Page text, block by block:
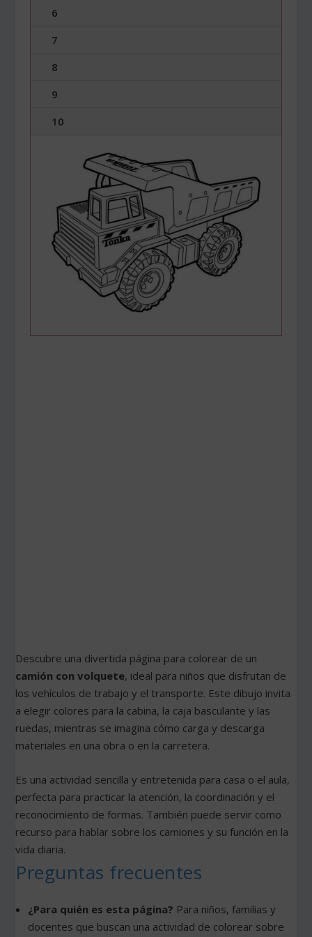
6
7
8
9
10
Descubre una divertida página para colorear de un
camión con volquete, ideal para niños que disfrutan de
los vehículos de trabajo y el transporte. Este dibujo invita
a elegir colores para la cabina, la caja basculante y las
ruedas, mientras se imagina cómo carga y descarga
materiales en una obra o en la carretera.
Es una actividad sencilla y entretenida para casa o el aula,
perfecta para practicar la atención, la coordinación y el
reconocimiento de formas. También puede servir como
recurso para hablar sobre los camiones y su función en la
vida diaria.
Preguntas frecuentes
¿Para quién es esta página? Para niños, familias y
docentes que buscan una actividad de colorear sobre